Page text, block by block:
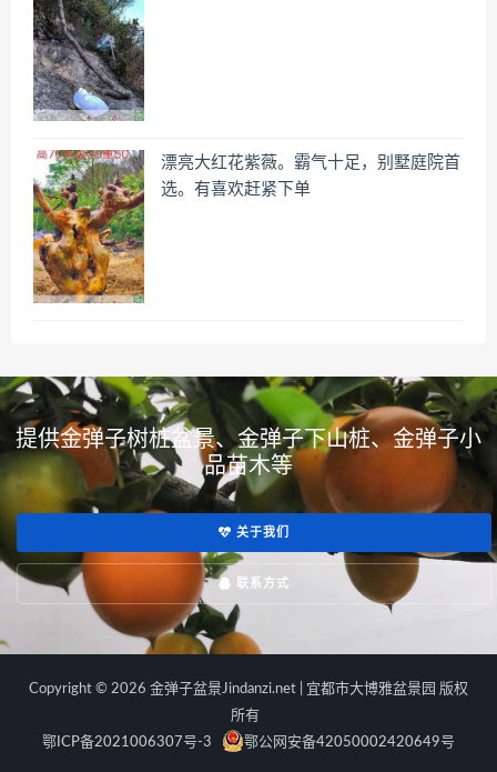
漂亮大红花紫薇。霸气十足，别墅庭院首
选。有喜欢赶紧下单
提供金弹子树桩盆景、金弹子下山桩、金弹子小
品苗木等
关于我们
联系方式
Copyright © 2026 金弹子盆景Jindanzi.net | 宜都市大博雅盆景园 版权
所有
鄂ICP备2021006307号-3
鄂公网安备42050002420649号